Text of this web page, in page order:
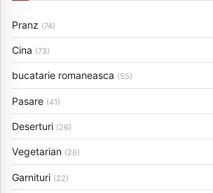
Pranz (74)
Cina (73)
bucatarie romaneasca (55)
Pasare (41)
Deserturi (26)
Vegetarian (26)
Garnituri (22)